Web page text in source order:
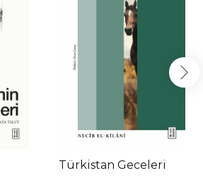
Türkistan Geceleri